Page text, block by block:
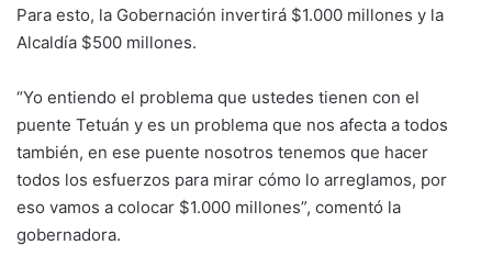
Para esto, la Gobernación invertirá $1.000 millones y la
Alcaldía $500 millones.
“Yo entiendo el problema que ustedes tienen con el
puente Tetuán y es un problema que nos afecta a todos
también, en ese puente nosotros tenemos que hacer
todos los esfuerzos para mirar cómo lo arreglamos, por
eso vamos a colocar $1.000 millones”, comentó la
gobernadora.